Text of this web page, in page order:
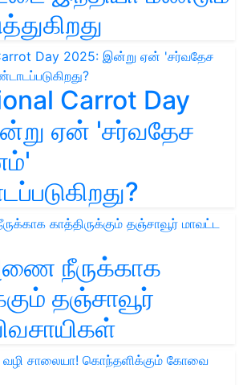
Carrot Day
ஏன் 'சர்வதேச
நீருக்காக
தஞ்சாவூர்